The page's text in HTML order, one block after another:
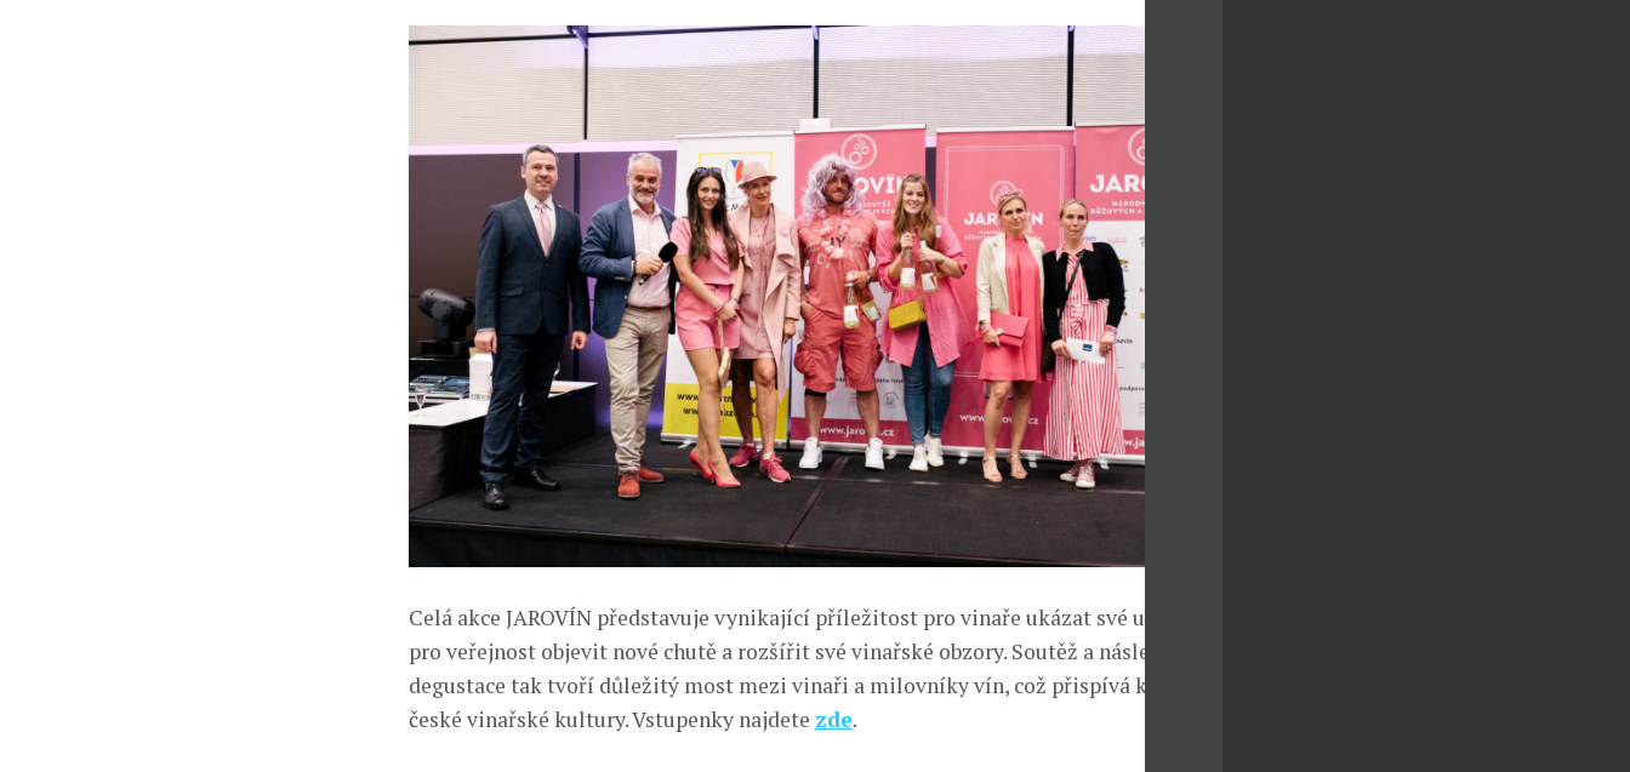
Celá akce JAROVÍN představuje vynikající příležitost pro vinaře ukázat své umění a
pro veřejnost objevit nové chutě a rozšířit své vinařské obzory. Soutěž a následné
degustace tak tvoří důležitý most mezi vinaři a milovníky vín, což přispívá k rozvoji
české vinařské kultury. Vstupenky najdete zde.